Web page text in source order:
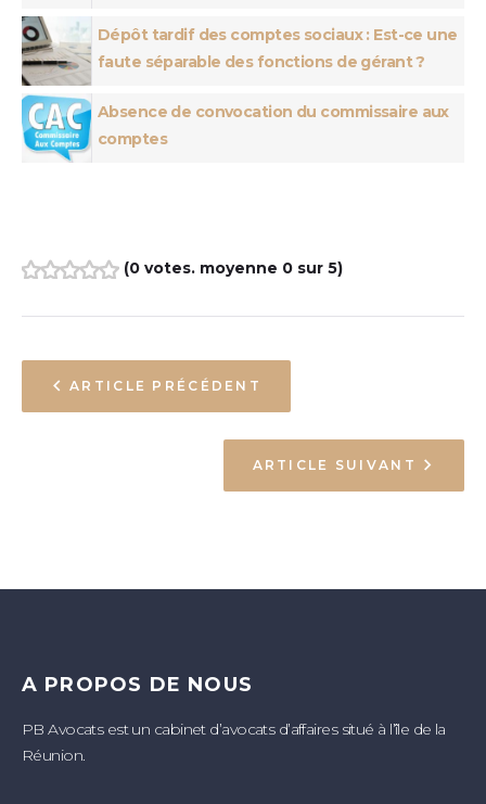
Dépôt tardif des comptes sociaux : Est-ce une
faute séparable des fonctions de gérant ?
Absence de convocation du commissaire aux
comptes
(0 votes. moyenne 0sur 5)
ARTICLE PRÉCÉDENT
ARTICLE SUIVANT
A PROPOS DE NOUS
PB Avocats est un cabinet d’avocats d’affaires situé à l’île de la
Réunion.